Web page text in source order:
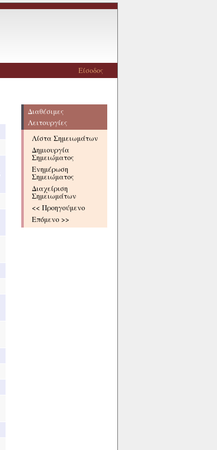
Είσοδος
Διαθέσιμες
Λειτουργίες
Λίστα Σημειωμάτων
Δημιουργία
Σημειώματος
Ενημέρωση
Σημειώματος
Διαχείριση
Σημειωμάτων
<< Προηγούμενο
Επόμενο >>